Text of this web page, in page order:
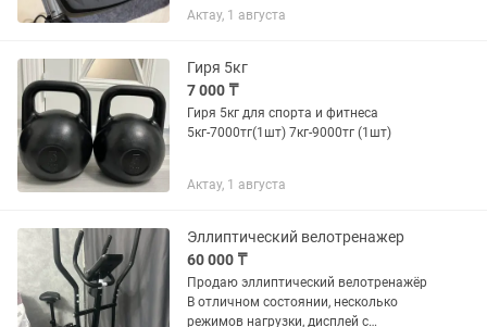
защиты пола ✅ Масло для
Электронный счетчик...
Актау, 1 августа
Гиря 5кг
7 000 ₸
Гиря 5кг для спорта и фитнеса
5кг-7000тг(1шт) 7кг-9000тг (1шт)
Актау, 1 августа
Эллиптический велотренажер
60 000 ₸
Продаю эллиптический велотренажёр
В отличном состоянии, несколько
режимов нагрузки, дисплей с